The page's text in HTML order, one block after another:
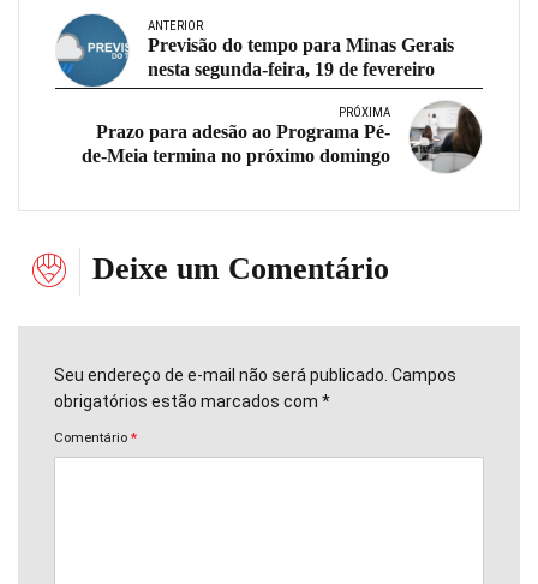
ANTERIOR
Previsão do tempo para Minas Gerais
nesta segunda-feira, 19 de fevereiro
PRÓXIMA
Prazo para adesão ao Programa Pé-
de-Meia termina no próximo domingo
Deixe um Comentário
Seu endereço de e-mail não será publicado. Campos
obrigatórios estão marcados com *
Comentário *